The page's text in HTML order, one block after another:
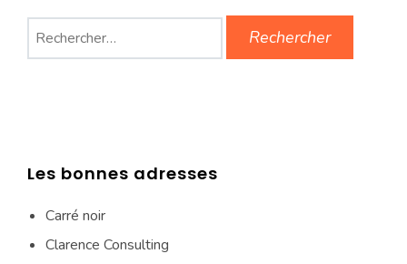
Les bonnes adresses
Carré noir
Clarence Consulting